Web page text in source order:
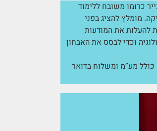
כרומו משובח ללימוד
מומלץ להציג בפני
להעלות את המודעות
וכדי לבסס את האבחון
ש”ח כולל מע”מ ומשלוח בדואר